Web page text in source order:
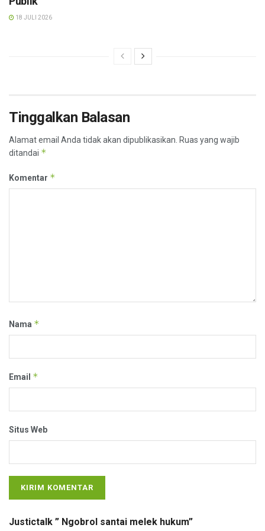
18 JULI 2026
Tinggalkan Balasan
Alamat email Anda tidak akan dipublikasikan. Ruas yang wajib
ditandai *
Komentar *
Nama *
Email *
Situs Web
Justictalk ” Ngobrol santai melek hukum”